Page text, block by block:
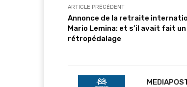
ARTICLE PRÉCÉDENT
Annonce de la retraite
Mario Lemina: et s’il avait fait un
rétropédalage